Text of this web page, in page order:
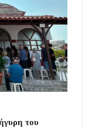
του